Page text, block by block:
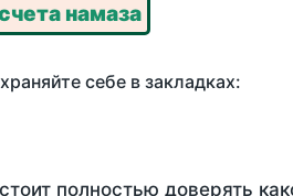
намаза
себе в закладках:
полностью доверять